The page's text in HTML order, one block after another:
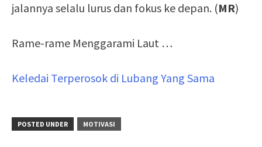
jalannya selalu lurus dan fokus ke depan. (MR)
Rame-rame Menggarami Laut …
Keledai Terperosok di Lubang Yang Sama
POSTED UNDER MOTIVASI